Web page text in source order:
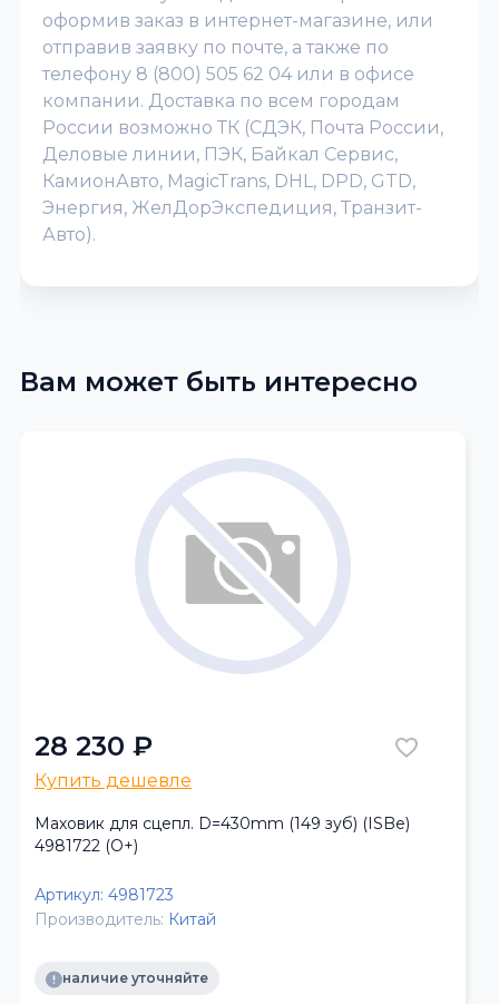
оформив заказ в интернет-магазине, или
отправив заявку по почте, а также по
телефону 8 (800) 505 62 04 или в офисе
компании. Доставка по всем городам
России возможно ТК (СДЭК, Почта России,
Деловые линии, ПЭК, Байкал Сервис,
КамионАвто, MagicTrans, DHL, DPD, GTD,
Энергия, ЖелДорЭкспедиция, Транзит-
Авто).
Вам может быть интересно
28 230 ₽
Купить дешевле
Маховик для сцепл. D=430mm (149 зуб) (ISBe)
4981722 (О+)
Артикул: 4981723
Производитель: Китай
наличие уточняйте